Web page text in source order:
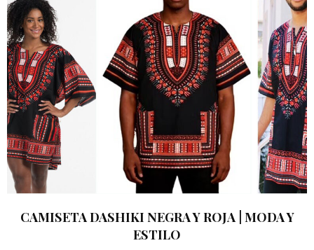
CAMISETA DASHIKI NEGRA Y ROJA | MODA Y
ESTILO